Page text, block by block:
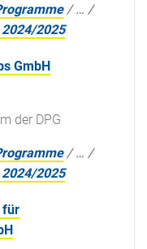
/… /
2025
GmbH
der DPG
/… /
2025
für